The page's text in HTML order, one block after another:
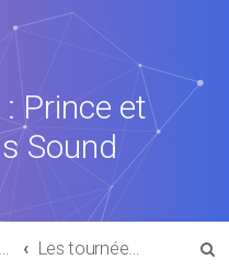
Prince et
Sound
Les tournées, concerts, aftershows de 1977 à aujourd'hui